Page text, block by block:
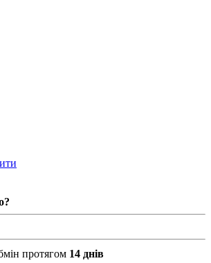
протягом 14 днів